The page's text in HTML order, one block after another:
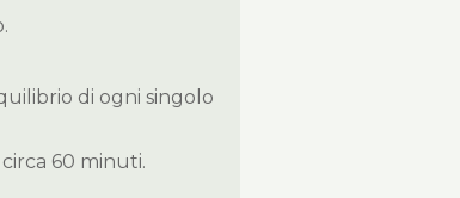
di ogni singolo
60 minuti.